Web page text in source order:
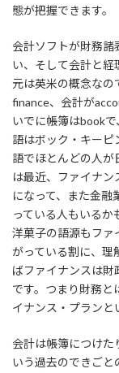
態が把握できます。
会計ソフトが財務
い、そして会計と経
元は英米の概念なの
finance、会計が
いでに帳簿はbook
語はボック・キーピ
語でほとんどの人が
は最近、ファイナン
になって、また金融
っている人もいるか
洋菓子の語源もファ
がっている割に、理
ばファイナンスは
です。つまり財務と
イナンス・プランと
会計は帳簿につけた
いう過去のできごと